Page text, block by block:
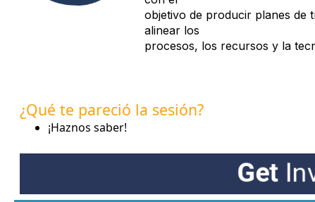
objetivo de producir planes de
alinear los
procesos, los recursos y la
¿Qué te pareció la sesión?
¡Haznos saber!